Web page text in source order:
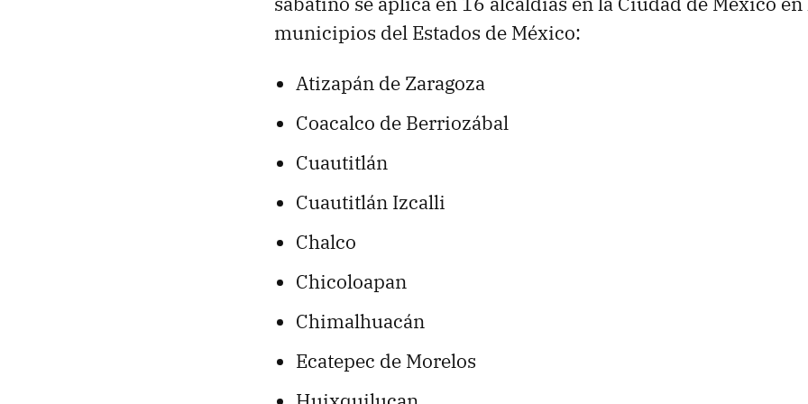
municipios del Estados de México:
Atizapán de Zaragoza
Coacalco de Berriozábal
Cuautitlán
Cuautitlán Izcalli
Chalco
Chicoloapan
Chimalhuacán
Ecatepec de Morelos